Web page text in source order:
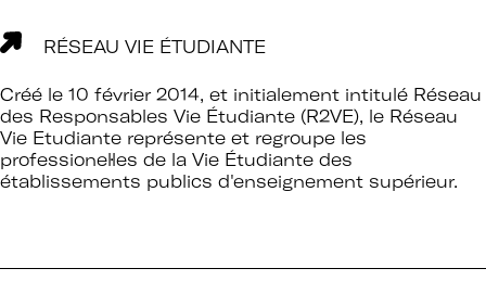
RÉSEAU VIE ÉTUDIANTE
Créé le 10 février 2014, et initialement intitulé Réseau
des Responsables Vie Étudiante (R2VE), le Réseau
Vie Etudiante représente et regroupe les
professionel·les de la Vie Étudiante des
établissements publics d'enseignement supérieur.